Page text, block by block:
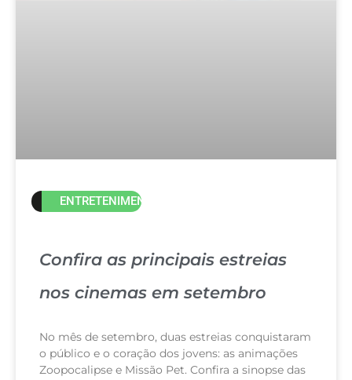
ENTRETENIMENTO
Confira as principais estreias
nos cinemas em setembro
No mês de setembro, duas estreias conquistaram
o público e o coração dos jovens: as animações
Zoopocalipse e Missão Pet. Confira a sinopse das